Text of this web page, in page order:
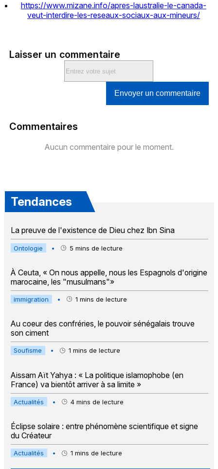
https://www.mizane.info/apres-laustralie-le-canada-
veut-interdire-les-reseaux-sociaux-aux-mineurs/
Laisser un commentaire
Envoyer un commentaire
Commentaires
Aucun commentaire pour le moment.
Tendances
La preuve de l'existence de Dieu chez Ibn Sina
Ontologie • 5 mins de lecture
À Ceuta, « On nous appelle, nous les Espagnols d'origine
marocaine, les "musulmans"»
immigration • 1 mins de lecture
Au coeur des confréries, le pouvoir sénégalais trouve
son ciment
Soufisme • 1 mins de lecture
Aissam Aït Yahya : « La politique islamophobe (en
France) va bientôt arriver à sa limite »
Actualités • 4 mins de lecture
Éclipse solaire : entre phénomène scientifique et signe
du Créateur
Actualités • 1 mins de lecture